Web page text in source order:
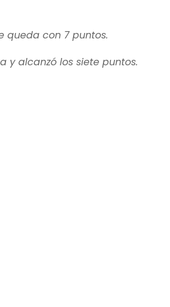
queda con 7 puntos.
y alcanzó los siete puntos.